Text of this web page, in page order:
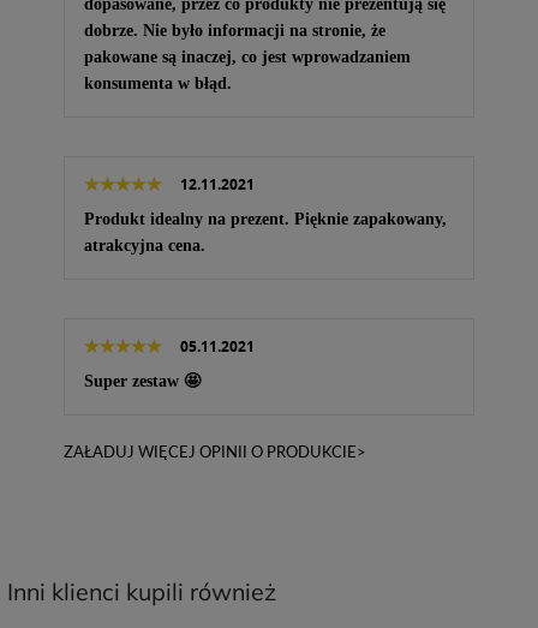
dopasowane, przez co produkty nie prezentują się
dobrze. Nie było informacji na stronie, że
pakowane są inaczej, co jest wprowadzaniem
konsumenta w błąd.
12.11.2021
Produkt idealny na prezent. Pięknie zapakowany,
atrakcyjna cena.
05.11.2021
Super zestaw 🤩
ZAŁADUJ WIĘCEJ OPINII O PRODUKCIE>
Inni klienci kupili również